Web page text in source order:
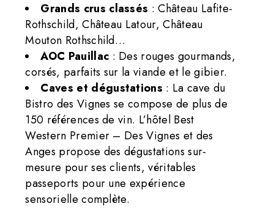
Grands crus classés : Château Lafite-
Rothschild, Château Latour, Château
Mouton Rothschild…
AOC Pauillac : Des rouges gourmands,
corsés, parfaits sur la viande et le gibier.
Caves et dégustations : La cave du
Bistro des Vignes se compose de plus de
150 références de vin. L’hôtel Best
Western Premier – Des Vignes et des
Anges propose des dégustations sur-
mesure pour ses clients, véritables
passeports pour une expérience
sensorielle complète.